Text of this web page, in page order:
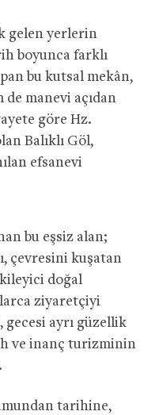
gelen yerlerin
boyunca farklı
bu kutsal mekân,
manevi açıdan
göre Hz.
Balıklı Göl,
efsanevi
bu eşsiz alan;
çevresini kuşatan
doğal
ziyaretçiyi
gecesi ayrı güzellik
ve inanç turizminin
tarihine,